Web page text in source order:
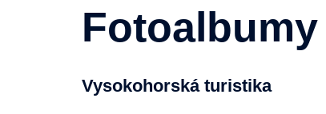
Fotoalbumy
Vysokohorská turistika